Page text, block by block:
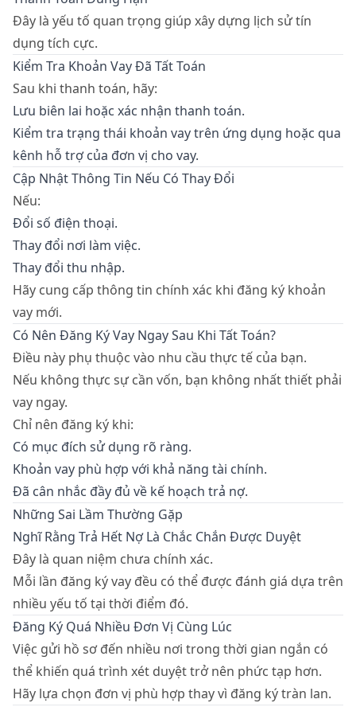
Đây là yếu tố quan trọng giúp xây dựng lịch sử tín
dụng tích cực.
Kiểm Tra Khoản Vay Đã Tất Toán
Sau khi thanh toán, hãy:
Lưu biên lai hoặc xác nhận thanh toán.
Kiểm tra trạng thái khoản vay trên ứng dụng hoặc qua
kênh hỗ trợ của đơn vị cho vay.
Cập Nhật Thông Tin Nếu Có Thay Đổi
Nếu:
Đổi số điện thoại.
Thay đổi nơi làm việc.
Thay đổi thu nhập.
Hãy cung cấp thông tin chính xác khi đăng ký khoản
vay mới.
Có Nên Đăng Ký Vay Ngay Sau Khi Tất Toán?
Điều này phụ thuộc vào nhu cầu thực tế của bạn.
Nếu không thực sự cần vốn, bạn không nhất thiết phải
vay ngay.
Chỉ nên đăng ký khi:
Có mục đích sử dụng rõ ràng.
Khoản vay phù hợp với khả năng tài chính.
Đã cân nhắc đầy đủ về kế hoạch trả nợ.
Những Sai Lầm Thường Gặp
Nghĩ Rằng Trả Hết Nợ Là Chắc Chắn Được Duyệt
Đây là quan niệm chưa chính xác.
Mỗi lần đăng ký vay đều có thể được đánh giá dựa trên
nhiều yếu tố tại thời điểm đó.
Đăng Ký Quá Nhiều Đơn Vị Cùng Lúc
Việc gửi hồ sơ đến nhiều nơi trong thời gian ngắn có
thể khiến quá trình xét duyệt trở nên phức tạp hơn.
Hãy lựa chọn đơn vị phù hợp thay vì đăng ký tràn lan.